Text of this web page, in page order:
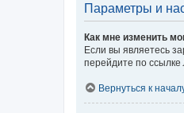
Параметры и
Как мне изменить
Если вы являетесь
перейдите по ссылке
Вернуться к